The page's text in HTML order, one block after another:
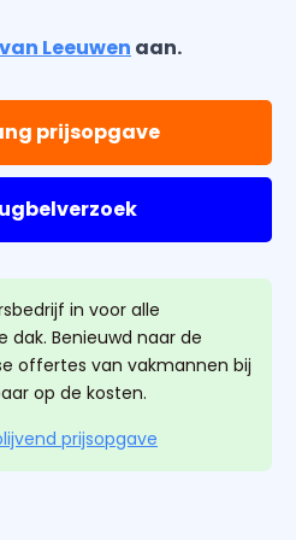
Leeuwen aan.
prijsopgave
in voor alle
dak. Benieuwd naar de
offertes van vakmannen bij
op de kosten.
prijsopgave